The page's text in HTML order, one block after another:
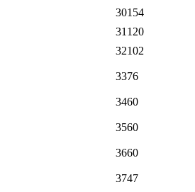
30154
31 120
32102
3376
3460
3560
3660
3747